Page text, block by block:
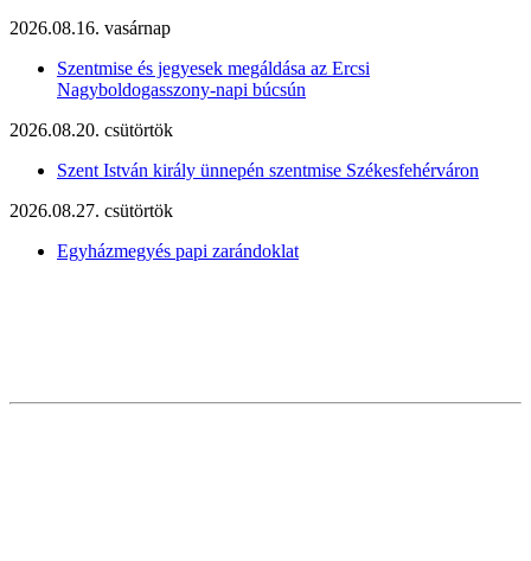
2026.08.16. vasárnap
Szentmise és jegyesek megáldása az Ercsi
Nagyboldogasszony-napi búcsún
2026.08.20. csütörtök
Szent István király ünnepén szentmise Székesfehérváron
2026.08.27. csütörtök
Egyházmegyés papi zarándoklat